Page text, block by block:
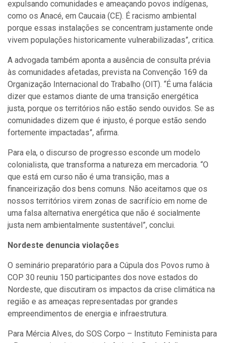
expulsando comunidades e ameaçando povos indígenas,
como os Anacé, em Caucaia (CE). É racismo ambiental
porque essas instalações se concentram justamente onde
vivem populações historicamente vulnerabilizadas”, critica.
A advogada também aponta a ausência de consulta prévia
às comunidades afetadas, prevista na Convenção 169 da
Organização Internacional do Trabalho (OIT). “É uma falácia
dizer que estamos diante de uma transição energética
justa, porque os territórios não estão sendo ouvidos. Se as
comunidades dizem que é injusto, é porque estão sendo
fortemente impactadas”, afirma.
Para ela, o discurso de progresso esconde um modelo
colonialista, que transforma a natureza em mercadoria. “O
que está em curso não é uma transição, mas a
financeirização dos bens comuns. Não aceitamos que os
nossos territórios virem zonas de sacrifício em nome de
uma falsa alternativa energética que não é socialmente
justa nem ambientalmente sustentável”, conclui.
Nordeste denuncia violações
O seminário preparatório para a Cúpula dos Povos rumo à
COP 30 reuniu 150 participantes dos nove estados do
Nordeste, que discutiram os impactos da crise climática na
região e as ameaças representadas por grandes
empreendimentos de energia e infraestrutura.
Para Mércia Alves, do SOS Corpo – Instituto Feminista para